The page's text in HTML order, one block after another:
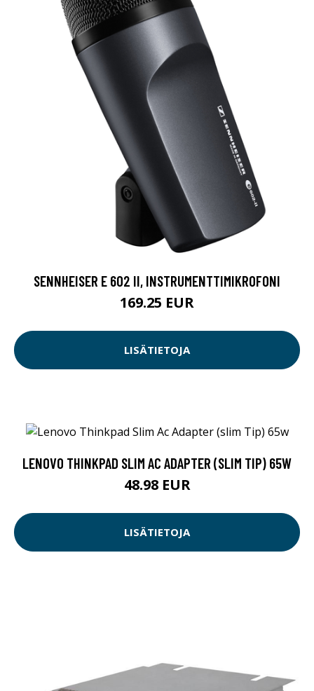
SENNHEISER E 602 II, INSTRUMENTTIMIKROFONI
169.25 EUR
LISÄTIETOJA
LENOVO THINKPAD SLIM AC ADAPTER (SLIM TIP) 65W
48.98 EUR
LISÄTIETOJA